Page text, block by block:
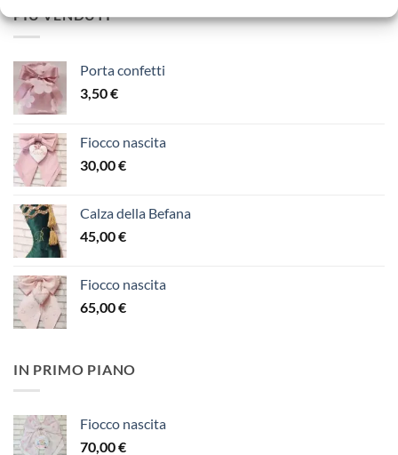
PIÙ VENDUTI
Porta confetti
3,50€
Fiocco nascita
30,00€
Calza della Befana
45,00€
Fiocco nascita
65,00€
IN PRIMO PIANO
Fiocco nascita
70,00€